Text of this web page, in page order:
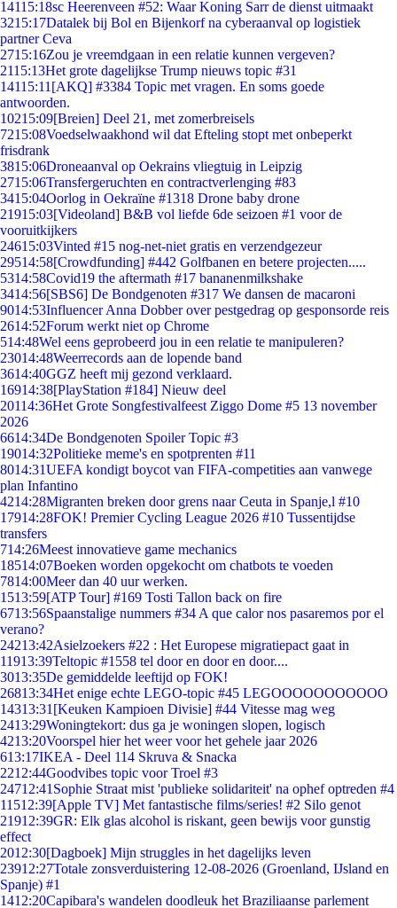
14115:18sc Heerenveen #52: Waar Koning Sarr de dienst uitmaakt
3215:17Datalek bij Bol en Bijenkorf na cyberaanval op logistiek
partner Ceva
2715:16Zou je vreemdgaan in een relatie kunnen vergeven?
2115:13Het grote dagelijkse Trump nieuws topic #31
14115:11 [AKQ] #3384 Topic met vragen. En soms goede
antwoorden.
10215:09[Breien] Deel 21, met zomerbreisels
7215:08Voedselwaakhond wil dat Efteling stopt met onbeperkt
frisdrank
3815:06Droneaanval op Oekrains vliegtuig in Leipzig
2715:06Transfergeruchten en contractverlenging #83
3415:04Oorlog in Oekraïne #1318 Drone baby drone
21915:03[Videoland] B&B vol liefde 6de seizoen #1 voor de
vooruitkijkers
24615:03Vinted #15 nog-net-niet gratis en verzendgezeur
29514:58[Crowdfunding] #442 Golfbanen en betere projecten.....
5314:58Covid19 the aftermath #17 bananenmilkshake
3414:56[SBS6] De Bondgenoten #317 We dansen de macaroni
9014:53Influencer Anna Dobber over pestgedrag op gesponsorde reis
2614:52Forum werkt niet op Chrome
514:48Wel eens geprobeerd jou in een relatie te manipuleren?
23014:48Weerrecords aan de lopende band
3614:40GGZ heeft mij gezond verklaard.
16914:38[PlayStation #184] Nieuw deel
20114:36Het Grote Songfestivalfeest Ziggo Dome #5 13 november
2026
6614:34De Bondgenoten Spoiler Topic #3
19014:32Politieke meme's en spotprenten #11
8014:31UEFA kondigt boycot van FIFA-competities aan vanwege
plan Infantino
4214:28Migranten breken door grens naar Ceuta in Spanje,l #10
17914:28FOK! Premier Cycling League 2026 #10 Tussentijdse
transfers
714:26Meest innovatieve game mechanics
18514:07Boeken worden opgekocht om chatbots te voeden
7814:00Meer dan 40 uur werken.
1513:59[ATP Tour] #169 Tosti Tallon back on fire
6713:56Spaanstalige nummers #34 A que calor nos pasaremos por el
verano?
24213:42Asielzoekers #22 : Het Europese migratiepact gaat in
11913:39Teltopic #1558 tel door en door en door....
3013:35De gemiddelde leeftijd op FOK!
26813:34Het enige echte LEGO-topic #45 LEGOOOOOOOOOOO
14313:31 [Keuken Kampioen Divisie] #44 Vitesse mag weg
2413:29Woningtekort: dus ga je woningen slopen, logisch
4213:20Voorspel hier het weer voor het gehele jaar 2026
613:17IKEA - Deel 114 Skruva & Snacka
2212:44Goodvibes topic voor Troel #3
24712:41 Sophie Straat mist 'publieke solidariteit' na ophef optreden #4
11512:39[Apple TV] Met fantastische films/series! #2 Silo genot
21912:39GR: Elk glas alcohol is riskant, geen bewijs voor gunstig
effect
2012:30[Dagboek] Mijn struggles in het dagelijks leven
23912:27Totale zonsverduistering 12-08-2026 (Groenland, IJsland en
Spanje) #1
1412:20Capibara's wandelen doodleuk het Braziliaanse parlement